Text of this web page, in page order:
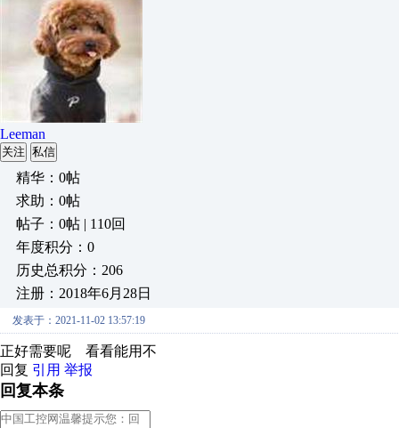
Leeman
关注 私信
精华：0帖
求助：0帖
帖子：0帖 | 110回
年度积分：0
历史总积分：206
注册：2018年6月28日
发表于：2021-11-02 13:57:19
正好需要呢 看看能用不
回复 引用 举报
回复本条